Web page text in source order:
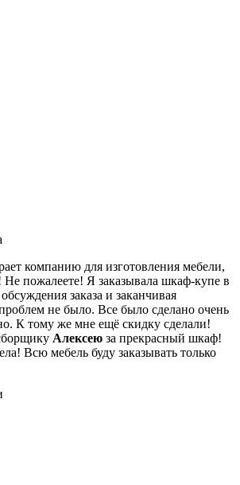
компанию для изготовления мебели,
пожалеете! Я заказывала шкаф-купе в
заказа и заканчивая
не было. Все было сделано очень
К тому же мне ещё скидку сделали!
Алексею за прекрасный шкаф!
Всю мебель буду заказывать только